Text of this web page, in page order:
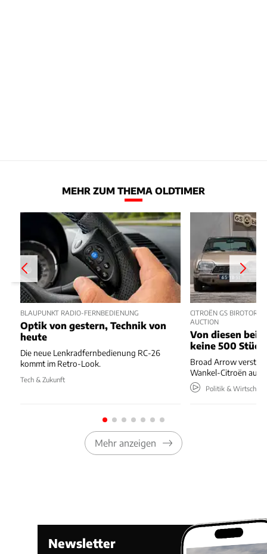
MEHR ZUM THEMA OLDTIMER
BLAUPUNKT RADIO-FERNBEDIENUNG
Optik von gestern, Technik von
heute
Die neue Lenkradfernbedienung RC-26
kommt im Retro-Look.
Tech & Zukunft
CITROËN GS BIROTOR
AUCTION
Von diesen
keine 500 Stück
Broad Arrow
Wankel-Citroën aus
Politik & Wirtschaft
Mehr anzeigen
Newsletter